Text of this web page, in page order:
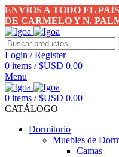
ENVÍOS A TODO EL
DE CARMELO Y N.
Login / Register
0 items / $USD 0.00
Menu
0 items / $USD 0.00
CATÁLOGO
Dormitorio
Muebles de
Camas